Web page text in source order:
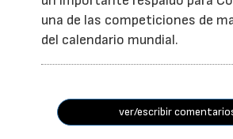
una de las competiciones de
del calendario mundial.
ver/escribir